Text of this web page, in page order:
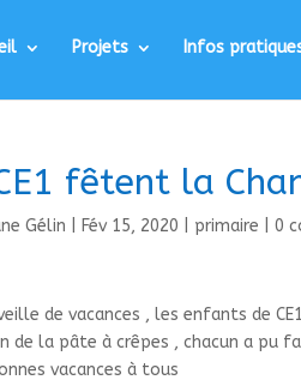
Projets Infos
fêtent la
Gélin Fév 15, 2020 primaire |0
de vacances , les enfants de
de la pâte à crêpes , chacun a pu
vacances à tous